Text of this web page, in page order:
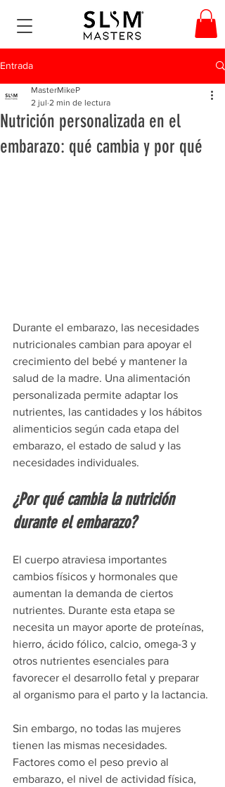
Entrada
Nutrición personalizada en el
embarazo: qué cambia y por qué
MasterMikeP
2 jul 2 min de lectura
Durante el embarazo, las necesidades
nutricionales cambian para apoyar el
crecimiento del bebé y mantener la
salud de la madre. Una alimentación
personalizada permite adaptar los
nutrientes, las cantidades y los hábitos
alimenticios según cada etapa del
embarazo, el estado de salud y las
necesidades individuales.
¿Por qué cambia la nutrición
durante el embarazo?
El cuerpo atraviesa importantes
cambios físicos y hormonales que
aumentan la demanda de ciertos
nutrientes. Durante esta etapa se
necesita un mayor aporte de proteínas,
hierro, ácido fólico, calcio, omega-3 y
otros nutrientes esenciales para
favorecer el desarrollo fetal y preparar
al organismo para el parto y la lactancia.
Sin embargo, no todas las mujeres
tienen las mismas necesidades.
Factores como el peso previo al
embarazo, el nivel de actividad física,